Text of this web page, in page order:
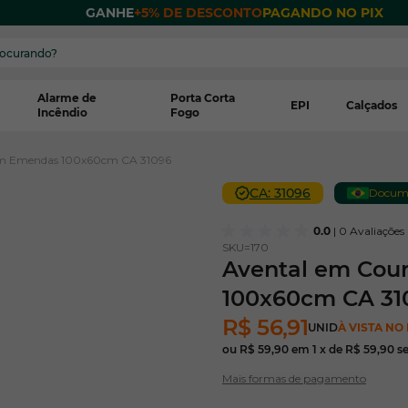
GANHE+5% DE DESCONTOPAGANDO NO PIX
Alarme de
Incêndio
Porta Corta
Fogo
EPI Calçados
Emendas 100x60cm CA 31096
CA: 31096
0.0 | 0 Avaliações
SKU=170
Avental em
100x60cm CA
R$ 56,91UNIDÀ VISTA NO
ou R$ 59,90 em 1 x de R$ 59,90
Mais formas de pagamento